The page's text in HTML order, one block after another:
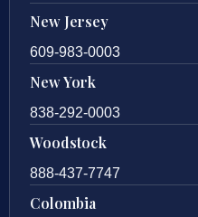
New Jersey
609-983-0003
New York
838-292-0003
Woodstock
888-437-7747
Colombia